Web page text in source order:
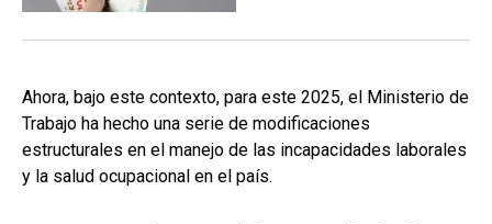
Ahora, bajo este contexto, para este 2025, el Ministerio de
Trabajo ha hecho una serie de modificaciones
estructurales en el manejo de las incapacidades laborales
y la salud ocupacional en el país.